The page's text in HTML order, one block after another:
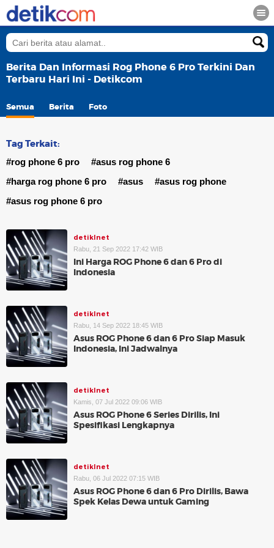
Berita Dan Informasi Rog Phone 6 Pro Terkini Dan
Terbaru Hari Ini - Detikcom
Semua Berita Foto
Tag Terkait:
#rog phone 6 pro
#asus rog phone 6
#harga rog phone 6 pro
#asus
#asus rog phone
#asus rog phone 6 pro
detikInet
Rabu, 21 Sep 2022 17:42 WIB
Ini Harga ROG Phone 6 dan 6 Pro di
Indonesia
detikInet
Rabu, 14 Sep 2022 18:45 WIB
Asus ROG Phone 6 dan 6 Pro Siap Masuk
Indonesia, Ini Jadwalnya
detikInet
Kamis, 07 Jul 2022 09:06 WIB
Asus ROG Phone 6 Series Dirilis, Ini
Spesifikasi Lengkapnya
detikInet
Rabu, 06 Jul 2022 07:15 WIB
Asus ROG Phone 6 dan 6 Pro Dirilis, Bawa
Spek Kelas Dewa untuk Gaming